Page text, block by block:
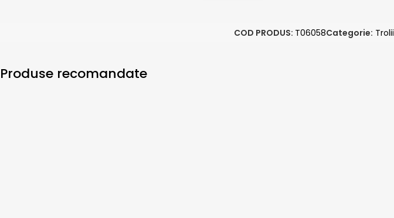
COD PRODUS: T06058Categorie: Trolii
Produse recomandate